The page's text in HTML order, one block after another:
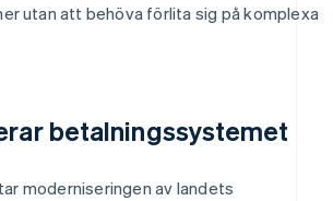
utan att behöva förlita sig på komplexa
betalningssystemet
moderniseringen av landets